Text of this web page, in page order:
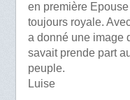
en première
toujours royale.
a donné une image
savait prende part
peuple.
Luise